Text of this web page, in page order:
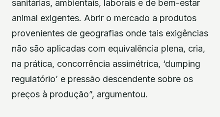
sanitárias, ambientais, laborais e de bem-estar
animal exigentes. Abrir o mercado a produtos
provenientes de geografias onde tais exigências
não são aplicadas com equivalência plena, cria,
na prática, concorrência assimétrica, ‘dumping
regulatório’ e pressão descendente sobre os
preços à produção”, argumentou.